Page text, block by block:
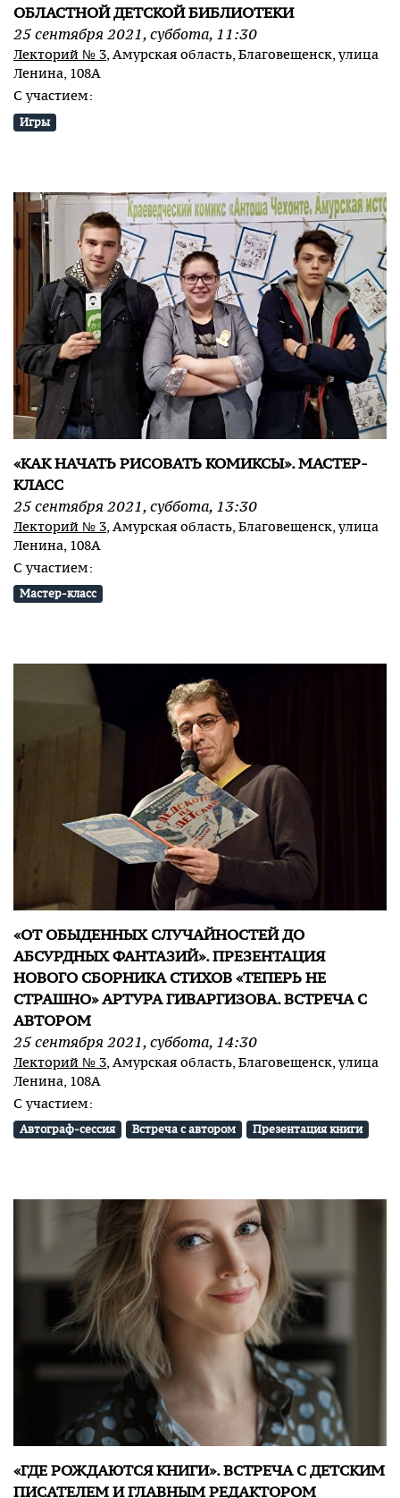
ОБЛАСТНОЙ ДЕТСКОЙ БИБЛИОТЕКИ
25сентября 2021,суббота, 11:30
Лекторий № 3, Амурская область, Благовещенск, улица
Ленина, 108А
С участием:
Игры
«КАК НАЧАТЬ РИСОВАТЬ КОМИКСЫ». МАСТЕР-
КЛАСС
25сентября 2021,суббота, 13:30
Лекторий № 3, Амурская область, Благовещенск, улица
Ленина, 108А
С участием:
Мастер-класс
«ОТ ОБЫДЕННЫХ СЛУЧАЙНОСТЕЙ ДО
АБСУРДНЫХ ФАНТАЗИЙ». ПРЕЗЕНТАЦИЯ
НОВОГО СБОРНИКА СТИХОВ «ТЕПЕРЬ НЕ
СТРАШНО» АРТУРА ГИВАРГИЗОВА. ВСТРЕЧА С
АВТОРОМ
25сентября 2021,суббота, 14:30
Лекторий № 3, Амурская область, Благовещенск, улица
Ленина, 108А
С участием:
Автограф-сессия Встреча с автором Презентация книги
«ГДЕ РОЖДАЮТСЯ КНИГИ». ВСТРЕЧА С ДЕТСКИМ
ПИСАТЕЛЕМ И ГЛАВНЫМ РЕДАКТОРОМ